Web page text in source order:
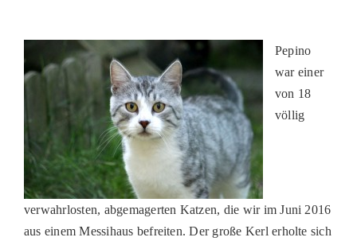
MITMACHEN
FÖRDERN & VERERBEN
KOOPERATIONEN
4KIDS
TIERHEIMTIERE
TIERHEIME
Pepino
war einer
von 18
völlig
verwahrlosten, abgemagerten Katzen, die wir im Juni 2016
aus einem Messihaus befreiten. Der große Kerl erholte sich